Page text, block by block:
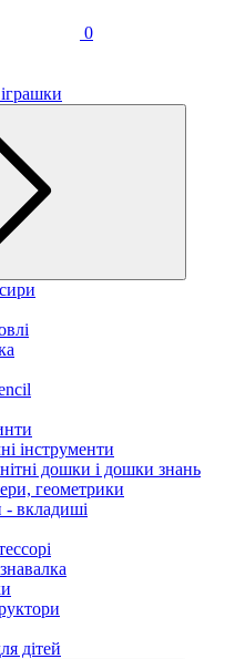
0
інструменти
дошки і дошки знань
геометрики
- вкладиші
дітей